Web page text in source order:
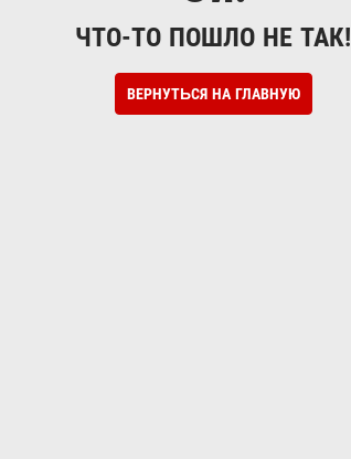
ЧТО-ТО ПОШЛО НЕ ТАК!
ВЕРНУТЬСЯ НА ГЛАВНУЮ